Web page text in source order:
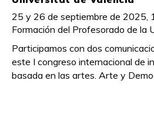
25 y 26 de septiembre de 2025,
Formación del Profesorado de la
Participamos con dos
este I congreso internacional de
basada en las artes. Arte y